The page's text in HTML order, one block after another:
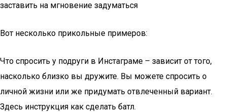
заставить на мгновение задуматься
Вот несколько прикольные примеров:
Что спросить у подруги в Инстаграме – зависит от того,
насколько близко вы дружите. Вы можете спросить о
личной жизни или же придумать отвлеченный вариант.
Здесь инструкция как сделать батл.